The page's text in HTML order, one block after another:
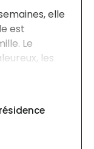
elle
est
Le
les
Je
qu'elle se
il y a